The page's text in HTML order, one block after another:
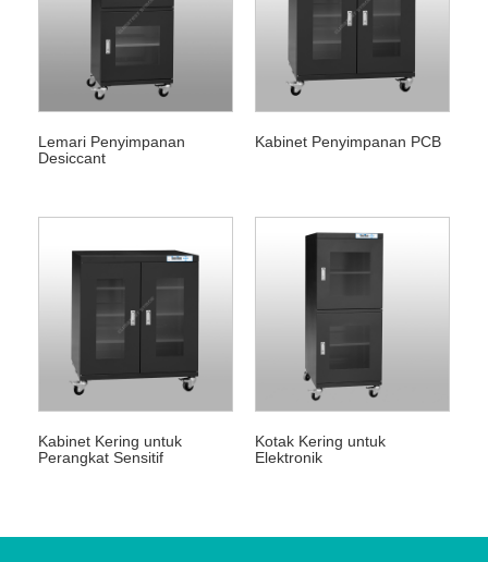
Lemari Penyimpanan
Desiccant
Kabinet Penyimpanan PCB
Kabinet Kering untuk
Perangkat Sensitif
Kotak Kering untuk
Elektronik